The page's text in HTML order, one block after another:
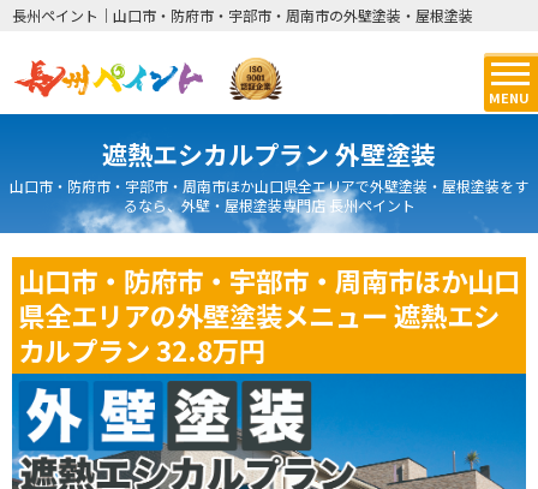
長州ペイント｜山口市・防府市・宇部市・周南市の外壁塗装・屋根塗装
MENU
遮熱エシカルプラン 外壁塗装
山口市・防府市・宇部市・周南市ほか山口県全エリアで外壁塗装・屋根塗装をす
るなら、外壁・屋根塗装専門店 長州ペイント
山口市・防府市・宇部市・周南市ほか山口
県全エリアの外壁塗装メニュー 遮熱エシ
カルプラン 32.8万円